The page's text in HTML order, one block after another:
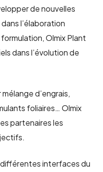
de nouvelles
l’élaboration
Olmix Plant
dans l’évolution de
d’engrais,
foliaires… Olmix
partenaires les
interfaces du